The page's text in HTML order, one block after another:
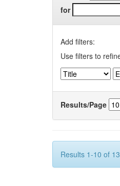
for
Add filters:
Use filters to
Results/Page
Results 1-10 of